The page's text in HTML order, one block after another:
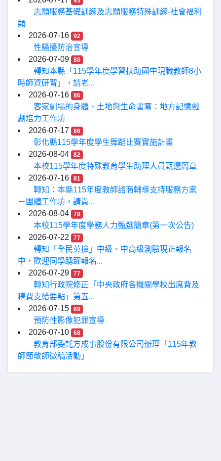
志願服務基礎訓練及志願服務特殊訓練-社會福利
類
2026-07-16
92
性騷擾防治宣導
2026-07-09
88
轉知本縣「115學年度學習扶助國中現職教師8小
時師資研習」，請老...
2026-07-16
86
客家劇場的身體、土地與生命書寫：地方記憶戲
劇培力工作坊
2026-07-17
86
彰化縣115學年度學生舞蹈比賽實施計畫
2026-08-04
82
本校115學年度特殊教育學生助理人員甄選簡章
2026-07-16
81
轉知：本縣115年度教師諮商輔導支持服務方案
－團體工作坊，請貴...
2026-08-04
79
本校115學年度學務人力甄選簡章(第一次公告)
2026-07-22
77
轉知「全民英檢」中級、中高級測驗現正報名
中，歡迎同學踴躍報名...
2026-07-29
77
轉知行政院修正「中央政府各機關學校出席費及
稿費支給要點」第五...
2026-07-15
69
預防性影像犯罪宣導
2026-07-10
68
教育部委託方成事股份有限公司辦理「115年教
師節敬師徵稿活動」